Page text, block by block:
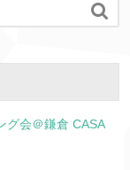

グ会＠鎌倉 CASA